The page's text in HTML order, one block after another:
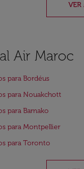
VER
Air Maroc
para Bordéus
para Nouakchott
para Bamako
para Montpellier
para Toronto